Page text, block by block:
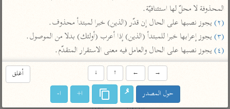
اشترك لتصلك أخبار مشاريعنا
راسلنا •تليجرام •تويتر
تعليمات
عن الباحث القرآني
المحذوفة لا محلّ لها استئنافيّة.
(٢)
يجوز نصبها على الحال إن قدّر (الذين) خبرا لمبتدأ محذوف.
(٣)
يجوز إعرابها خبرا للمبتدأ (الذين) إذا أعرب (أولئك) بدلا من الموصول.
(٤)
يجوز نصبها على الحال والعامل فيه معنى الاستقرار المتقدّم.
أغلق →
←
↑
↓
حول المصدر ا+ ا-